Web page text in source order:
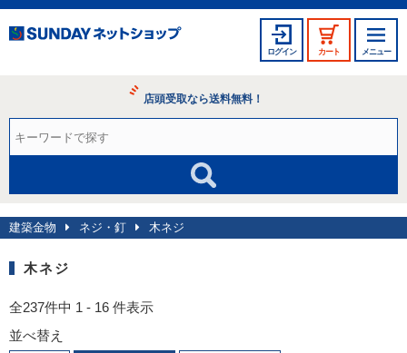
ログイン カート メニュー
店頭受取なら送料無料！
建築金物 ネジ・釘 木ネジ
木ネジ
全237件中 1 - 16 件表示
並べ替え